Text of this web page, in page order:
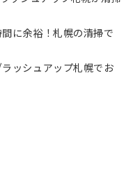
に余裕！札幌の清掃で
ッシュアップ札幌でお